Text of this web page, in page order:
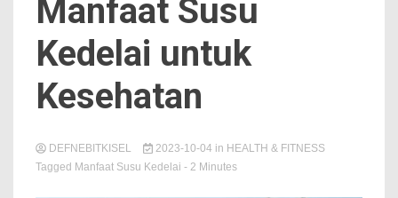
Manfaat Susu
Kedelai untuk
Kesehatan
DEFNEBITKISEL 2023-10-04 in HEALTH & FITNESS
Tagged Manfaat Susu Kedelai - 2 Minutes